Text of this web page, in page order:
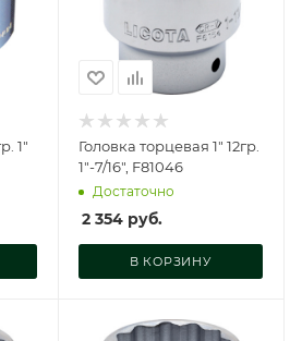
1"
Головка торцевая 1" 12гр.
1"-7/16", F81046
Достаточно
2 354руб.
В КОРЗИНУ